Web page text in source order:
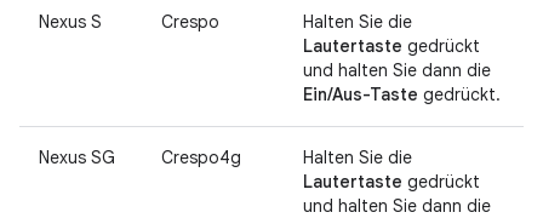
Nexus S Crespo
Halten Sie die
Lautertaste gedrückt
und halten Sie dann die
Ein/Aus-Taste gedrückt.
Nexus SG Crespo4g
Halten Sie die
Lautertaste gedrückt
und halten Sie dann die